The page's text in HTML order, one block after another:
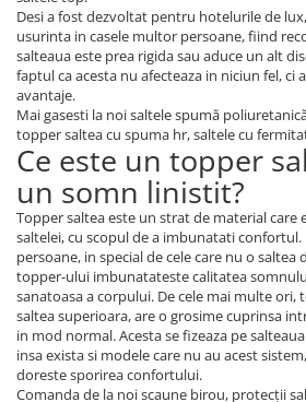
Desi a fost dezvoltat pentru hotelurile de
usurinta in casele multor persoane, fiind
salteaua este prea rigida sau aduce un alt
faptul ca acesta nu afecteaza in niciun fel, ci
avantaje.
Mai gasesti la noi saltele spumă
topper saltea cu spuma hr, saltele cu
Ce este un topper
un somn linistit?
Topper saltea este un strat de material care
saltelei, cu scopul de a imbunatati
persoane, in special de cele care nu o saltea
topper-ului imbunatateste calitatea
sanatoasa a corpului. De cele mai multe
saltea superioara, are o grosime cuprinsa
in mod normal. Acesta se fizeaza pe
insa exista si modele care nu au acest
doreste sporirea confortului.
Comanda de la noi scaune birou, protecții